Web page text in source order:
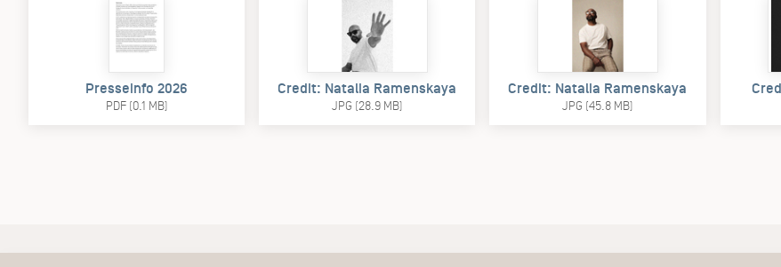
Presseinfo 2026
PDF (0.1 MB)
Credit: Natalia Ramenskaya
JPG (28.9 MB)
Credit: Natalia Ramenskaya
JPG (45.8 MB)